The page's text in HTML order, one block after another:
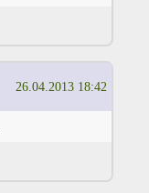
26.04.2013 18:42